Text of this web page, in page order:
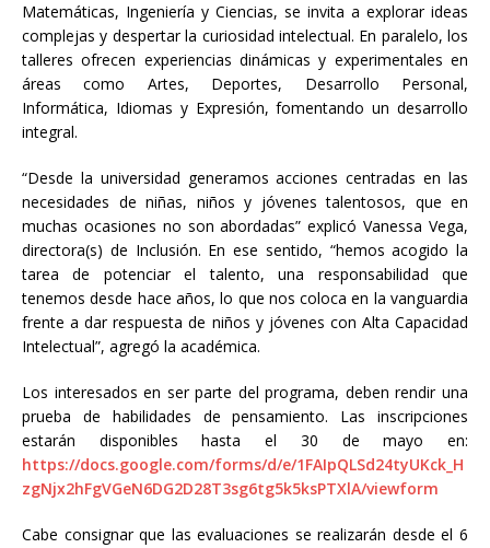
Matemáticas, Ingeniería y Ciencias, se invita a explorar ideas
complejas y despertar la curiosidad intelectual. En paralelo, los
talleres ofrecen experiencias dinámicas y experimentales en
áreas como Artes, Deportes, Desarrollo Personal,
Informática, Idiomas y Expresión, fomentando un desarrollo
integral.
“Desde la universidad generamos acciones centradas en las
necesidades de niñas, niños y jóvenes talentosos, que en
muchas ocasiones no son abordadas” explicó Vanessa Vega,
directora(s) de Inclusión. En ese sentido, “hemos acogido la
tarea de potenciar el talento, una responsabilidad que
tenemos desde hace años, lo que nos coloca en la vanguardia
frente a dar respuesta de niños y jóvenes con Alta Capacidad
Intelectual”, agregó la académica.
Los interesados en ser parte del programa, deben rendir una
prueba de habilidades de pensamiento. Las inscripciones
estarán disponibles hasta el 30 de mayo en:
https://docs.google.com/forms/d/e/1FAIpQLSd24tyUKck_H
zgNjx2hFgVGeN6DG2D28T3sg6tg5k5ksPTXlA/viewform
Cabe consignar que las evaluaciones se realizarán desde el 6